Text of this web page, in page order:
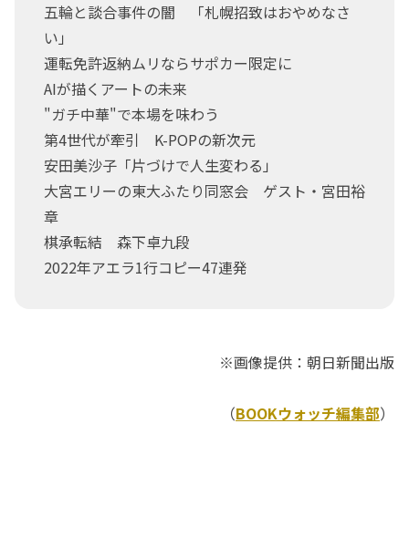
五輪と談合事件の闇 「札幌招致はおやめなさ
い」
運転免許返納ムリならサポカー限定に
AIが描くアートの未来
"ガチ中華"で本場を味わう
第4世代が牽引 K-POPの新次元
安田美沙子「片づけで人生変わる」
大宮エリーの東大ふたり同窓会 ゲスト・宮田裕
章
棋承転結 森下卓九段
2022年アエラ1行コピー47連発
※画像提供：朝日新聞出版
（BOOKウォッチ編集部）